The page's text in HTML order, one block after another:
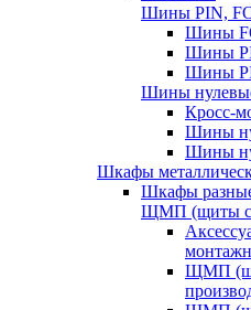
Шины PIN,
Шины
Шины
Шины
Шины
Кросс-
Шины
Шины
Шкафы
Шкафы
ЩМП (щиты с
ЩМП